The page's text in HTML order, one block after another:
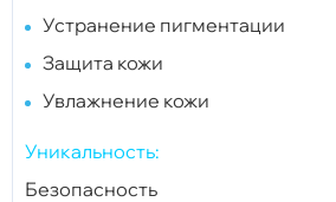
Устранение пигментации
Защита кожи
Увлажнение кожи
Уникальность:
Безопасность